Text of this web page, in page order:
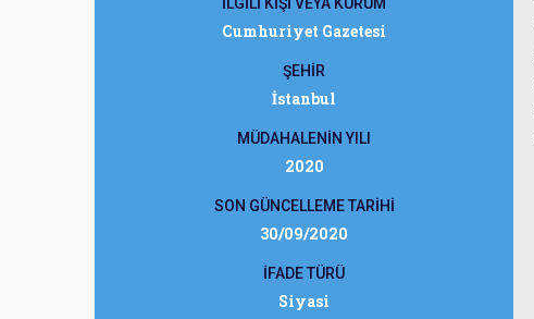
Cumhuriyet Gazetesi
ŞEHİR
İstanbul
MÜDAHALENİN YILI
2020
SON GÜNCELLEME TARİHİ
30/09/2020
İFADE TÜRÜ
Siyasi